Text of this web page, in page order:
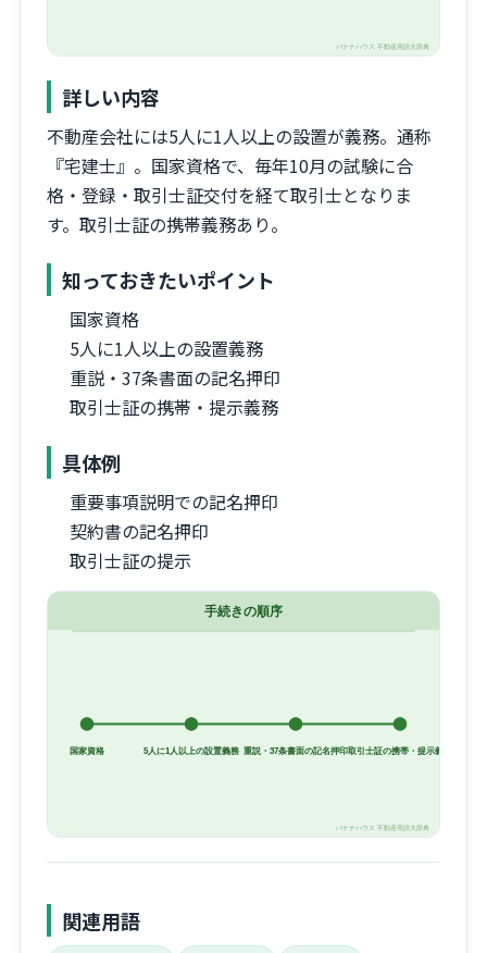
詳しい内容
不動産会社には5人に1人以上の設置が義務。通称
『宅建士』。国家資格で、毎年10月の試験に合
格・登録・取引士証交付を経て取引士となりま
す。取引士証の携帯義務あり。
知っておきたいポイント
国家資格
5人に1人以上の設置義務
重説・37条書面の記名押印
取引士証の携帯・提示義務
具体例
重要事項説明での記名押印
契約書の記名押印
取引士証の提示
関連用語